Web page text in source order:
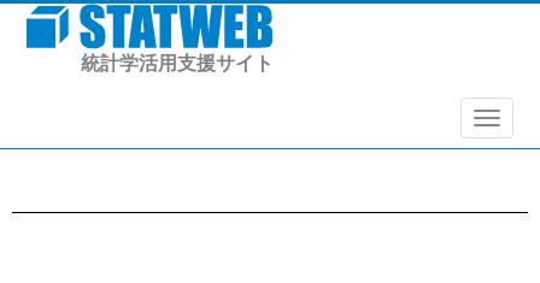
統計学活用支援サイト
メニュ